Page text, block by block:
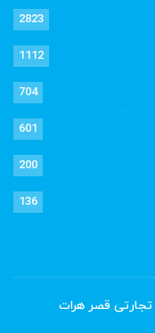
2823
1112
704
601
200
136
قصر هرات